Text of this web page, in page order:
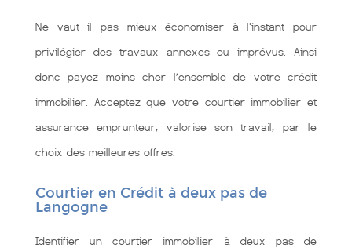
Ne vaut il pas mieux économiser à l'instant pour
privilégier des travaux annexes ou imprévus. Ainsi
donc payez moins cher l’ensemble de votre crédit
immobilier. Acceptez que votre courtier immobilier et
assurance emprunteur, valorise son travail, par le
choix des meilleures offres.
Courtier en Crédit à deux pas de
Langogne
Identifier un courtier immobilier à deux pas de